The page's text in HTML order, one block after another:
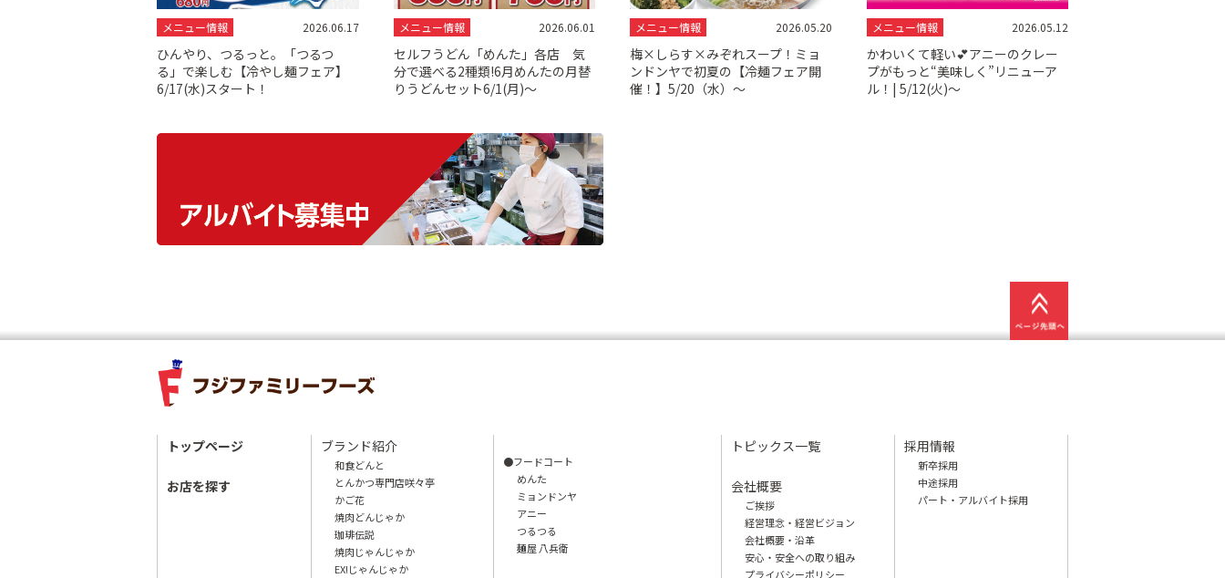
メニュー情報 2026.06.17
ひんやり、つるっと。「つるつ
る」で楽しむ【冷やし麺フェア】
6/17(水)スタート！
メニュー情報 2026.06.01
セルフうどん「めんた」各店 気
分で選べる2種類!6月めんたの月替
りうどんセット6/1(月)～
メニュー情報 2026.05.20
梅×しらす×みぞれスープ！ミョ
ンドンヤで初夏の【冷麺フェア開
催！】5/20（水）～
メニュー情報 2026.05.12
かわいくて軽い💕アニーのクレー
プがもっと“美味しく”リニューア
ル！| 5/12(火)～
トップページ
お店を探す
ブランド紹介
和食どんと
とんかつ専門店咲々亭
かご花
焼肉どんじゃか
珈琲伝説
焼肉じゃんじゃか
EX!じゃんじゃか
●フードコート
めんた
ミョンドンヤ
アニー
つるつる
麺屋 八兵衛
トピックス一覧
会社概要
ご挨拶
経営理念・経営ビジョン
会社概要・沿革
安心・安全への取り組み
プライバシーポリシー
採用情報
新卒採用
中途採用
パート・アルバイト採用